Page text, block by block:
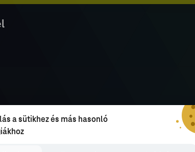
a sütikhez és más hasonló